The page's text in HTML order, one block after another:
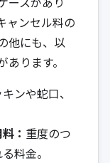
ャンセル料の
他にも、以
ります。
ンや蛇口、
： 重度のつ
料金。